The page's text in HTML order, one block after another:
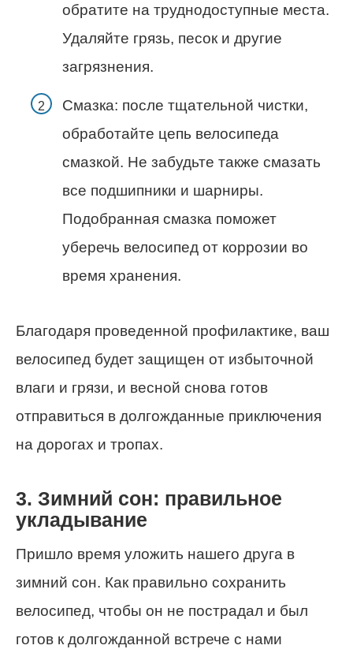
обратите на труднодоступные места.
Удаляйте грязь, песок и другие
загрязнения.
Смазка: после тщательной чистки,
обработайте цепь велосипеда
смазкой. Не забудьте также смазать
все подшипники и шарниры.
Подобранная смазка поможет
уберечь велосипед от коррозии во
время хранения.
Благодаря проведенной профилактике, ваш
велосипед будет защищен от избыточной
влаги и грязи, и весной снова готов
отправиться в долгожданные приключения
на дорогах и тропах.
3. Зимний сон: правильное
укладывание
Пришло время уложить нашего друга в
зимний сон. Как правильно сохранить
велосипед, чтобы он не пострадал и был
готов к долгожданной встрече с нами